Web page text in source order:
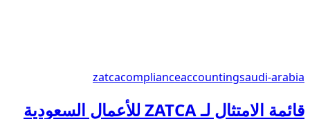
zatcacomplianceaccountingsaudi-arabia
قائمة الامتثال لـ ZATCA للأعمال السعودية